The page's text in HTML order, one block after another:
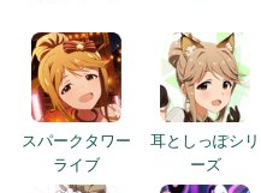
スパークタワー
ライブ
耳としっぽシリ
ーズ